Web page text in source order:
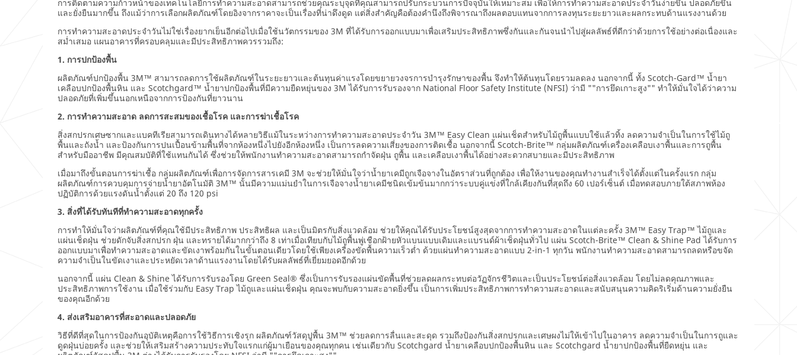
การติดตามความก้าวหน้าของเทคโนโลยีการทำความสะอาดสามารถช่วยคุณระบุจุดที่คุณสามารถปรับกระบวนการปัจจุบันให้เหมาะสม เพื่อให้การทำความสะอาดประจำวันง่ายขึ้น ปลอดภัยขึ้น
และยั่งยืนมากขึ้น ถึงแม้ว่าการเลือกผลิตภัณฑ์โดยอิงจากราคาจะเป็นเรื่องที่น่าดึงดูด แต่สิ่งสำคัญคือต้องคำนึงถึงพิจารณาถึงผลตอบแทนจากการลงทุนระยะยาวและผลกระทบด้านแรงงานด้วย
การทำความสะอาดประจำวันไม่ใช่เรื่องยากเย็นอีกต่อไปเมื่อใช้นวัตกรรมของ 3M ที่ได้รับการออกแบบมาเพื่อเสริมประสิทธิภาพซึ่งกันและกันจนนำไปสู่ผลลัพธ์ที่ดีกว่าด้วยการใช้อย่างต่อเนื่องและ
สม่ำเสมอ แผนอาคารที่ครอบคลุมและมีประสิทธิภาพควรรวมถึง:
1. การปกป้องพื้น
ผลิตภัณฑ์ปกป้องพื้น 3M™ สามารถลดการใช้ผลิตภัณฑ์ในระยะยาวและต้นทุนค่าแรงโดยขยายวงจรการบำรุงรักษาของพื้น จึงทำให้ต้นทุนโดยรวมลดลง นอกจากนี้ ทั้ง Scotch-Gard™ น้ำยา
เคลือบปกป้องพื้นหิน และ Scotchgard™ น้ำยาปกป้องพื้นที่มีความยืดหยุ่นของ 3M ได้รับการรับรองจาก National Floor Safety Institute (NFSI) ว่ามี ""การยึดเกาะสูง"" ทำให้มั่นใจได้ว่าความ
ปลอดภัยที่เพิ่มขึ้นนอกเหนือจากการป้องกันที่ยาวนาน
2. การทำความสะอาด ลดการสะสมของเชื้อโรค และการฆ่าเชื้อโรค
สิ่งสกปรกเศษซากและแบคทีเรียสามารถเดินทางได้หลายวิธีแม้ในระหว่างการทำความสะอาดประจำวัน 3M™ Easy Clean แผ่นเช็ดสำหรับไม้ถูพื้นแบบใช้แล้วทิ้ง ลดความจำเป็นในการใช้ไม้ถู
พื้นและถังน้ำ และป้องกันการปนเปื้อนข้ามพื้นที่จากห้องหนึ่งไปยังอีกห้องหนึ่ง เป็นการลดความเสี่ยงของการติดเชื้อ นอกจากนี้ Scotch-Brite™ กลุ่มผลิตภัณฑ์เครื่องเคลือบเงาพื้นและการถูพื้น
สำหรับมืออาชีพ มีคุณสมบัติที่ใช้แทนกันได้ ซึ่งช่วยให้พนักงานทำความสะอาดสามารถกำจัดฝุ่น ถูพื้น และเคลือบเงาพื้นได้อย่างสะดวกสบายและมีประสิทธิภาพ
เมื่อมาถึงขั้นตอนการฆ่าเชื้อ กลุ่มผลิตภัณฑ์เพื่อการจัดการสารเคมี 3M จะช่วยให้มั่นใจว่าน้ำยาเคมีถูกเจือจางในอัตราส่วนที่ถูกต้อง เพื่อให้งานของคุณทำงานสำเร็จได้ตั้งแต่ในครั้งแรก กลุ่ม
ผลิตภัณฑ์การควบคุมการจ่ายน้ำยาอัตโนมัติ 3M™ นั้นมีความแม่นยำในการเจือจางน้ำยาเคมีชนิดเข้มข้นมากกว่าระบบคู่แข่งที่ใกล้เคียงกันที่สุดถึง 60 เปอร์เซ็นต์ เมื่อทดสอบภายใต้สภาพห้อง
ปฏิบัติการด้วยแรงดันน้ำตั้งแต่ 20 ถึง 120 psi
3. สิ่งที่ได้รับทันทีที่ทำความสะอาดทุกครั้ง
การทำให้มั่นใจว่าผลิตภัณฑ์ที่คุณใช้มีประสิทธิภาพ ประสิทธิผล และเป็นมิตรกับสิ่งแวดล้อม ช่วยให้คุณได้รับประโยชน์สูงสุดจากการทำความสะอาดในแต่ละครั้ง 3M™ Easy Trap™ ไม้ถูและ
แผ่นเช็ดฝุ่น ช่วยดักจับสิ่งสกปรก ฝุ่น และทรายได้มากกว่าถึง 8 เท่าเมื่อเทียบกับไม้ถูพื้นพู่เชือกฝ้ายหัวแบนแบบเดิมและแบรนด์ผ้าเช็ดฝุ่นทั่วไป แผ่น Scotch-Brite™ Clean & Shine Pad ได้รับการ
ออกแบบมาเพื่อทำความสะอาดและขัดเงาพร้อมกันในขั้นตอนเดียวโดยใช้เพียงเครื่องขัดพื้นความเร็วต่ำ ด้วยแผ่นทำความสะอาดแบบ 2-in-1 ทุกวัน พนักงานทำความสะอาดสามารถลดหรือขจัด
ความจำเป็นในขัดเงาและประหยัดเวลาด้านแรงงานโดยได้รับผลลัพธ์ที่เยี่ยมยอดอีกด้วย
นอกจากนี้ แผ่น Clean & Shine ได้รับการรับรองโดย Green Seal® ซึ่งเป็นการรับรองแผ่นขัดพื้นที่ช่วยลดผลกระทบต่อวัฏจักรชีวิตและเป็นประโยชน์ต่อสิ่งแวดล้อม โดยไม่ลดคุณภาพและ
ประสิทธิภาพการใช้งาน เมื่อใช้ร่วมกับ Easy Trap ไม้ถูและแผ่นเช็ดฝุ่น คุณจะพบกับความสะอาดยิ่งขึ้น เป็นการเพิ่มประสิทธิภาพการทำความสะอาดและสนับสนุนความคิดริเริ่มด้านความยั่งยืน
ของคุณอีกด้วย
4. ส่งเสริมอาคารที่สะอาดและปลอดภัย
วิธีที่ดีที่สุดในการป้องกันอุบัติเหตุคือการใช้วิธีการเชิงรุก ผลิตภัณฑ์วัสดุปูพื้น 3M™ ช่วยลดการลื่นและสะดุด รวมถึงป้องกันสิ่งสกปรกและเศษผงไม่ให้เข้าไปในอาคาร ลดความจำเป็นในการถูและ
ดูดฝุ่นบ่อยครั้ง และช่วยให้เสริมสร้างความประทับใจแรกแก่ผู้มาเยือนของคุณทุกคน เช่นเดียวกับ Scotchgard น้ำยาเคลือบปกป้องพื้นหิน และ Scotchgard น้ำยาปกป้องพื้นที่ยืดหยุ่น และ